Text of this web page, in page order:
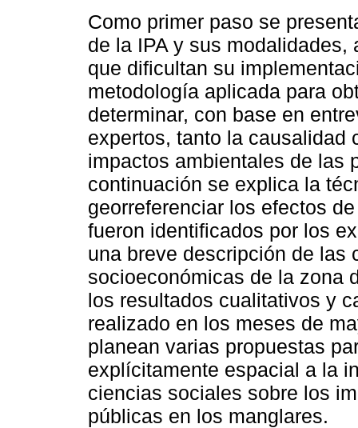
Como primer paso se
de la IPA y sus
que dificultan su
metodología aplicada para
determinar, con base en
expertos, tanto la causalidad
impactos ambientales de las
continuación se explica la
georreferenciar los efectos
fueron identificados por los
una breve descripción de las
socioeconómicas de la zona
los resultados cualitativos y
realizado en los meses de
planean varias propuestas
explícitamente espacial a la
ciencias sociales sobre los
públicas en los manglares.